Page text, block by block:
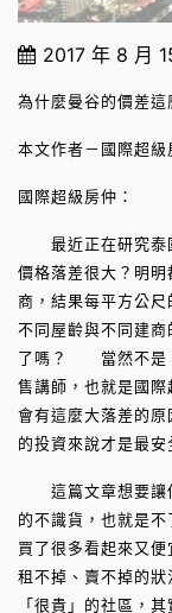
2017 年 8 月
為什麼曼谷的價差這
本文作者－國際超級
國際超級房仲：
最近正在研究泰
價格落差很大？明
商，結果每平方公
不同屋齡與不同建
了嗎？ 當然不是，
售講師，也就是國
會有這麼大落差的
的投資來說才是最安
這篇文章想要讓你
的不識貨，也就是
買了很多看起來又
租不掉、賣不掉的
「很貴」的社區，